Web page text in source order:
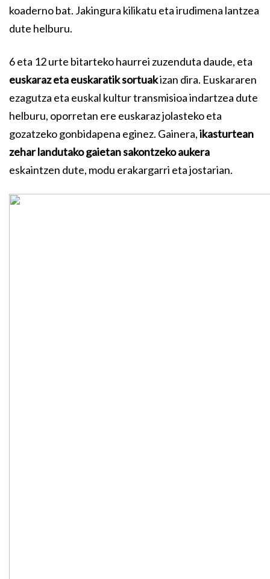
koaderno bat. Jakingura kilikatu eta irudimena lantzea
dute helburu.
6 eta 12 urte bitarteko haurrei zuzenduta daude, eta
euskaraz eta euskaratik sortuakizan dira. Euskararen
ezagutza eta euskal kultur transmisioa indartzea dute
helburu, oporretan ere euskaraz jolasteko eta
gozatzeko gonbidapena eginez. Gainera,ikasturtean
zehar landutako gaietan sakontzeko aukera
eskaintzen dute, modu erakargarri eta jostarian.